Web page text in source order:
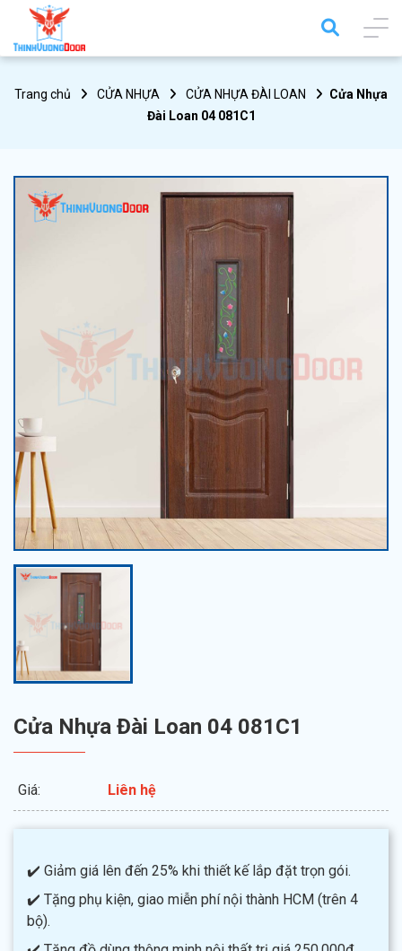
Trang chủ CỬA NHỰA CỬA NHỰA ĐÀI LOAN
Cửa Nhựa
Đài Loan 04 081C1
Cửa Nhựa Đài Loan 04 081C1
Giá: Liên hệ
✔️ Giảm giá lên đến 25% khi thiết kế lắp đặt trọn gói.
✔️ Tặng phụ kiện, giao miễn phí nội thành HCM (trên 4
bộ).